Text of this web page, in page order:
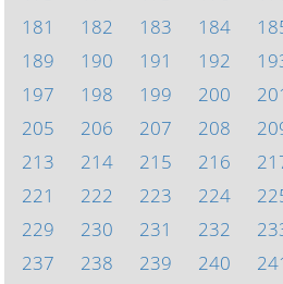
181
182 183 184
189
190 191 192
197
198 199 200
205
206 207 208
213
214 215 216
221
222 223 224
229
230 231 232
237
238 239 240